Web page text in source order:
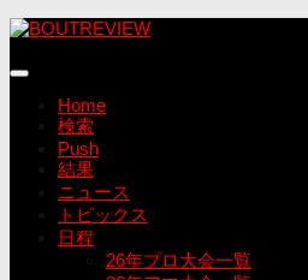
コ
テ
Home
検索
Push
結果
ニュース
トピックス
日程
26年プロ大会一覧